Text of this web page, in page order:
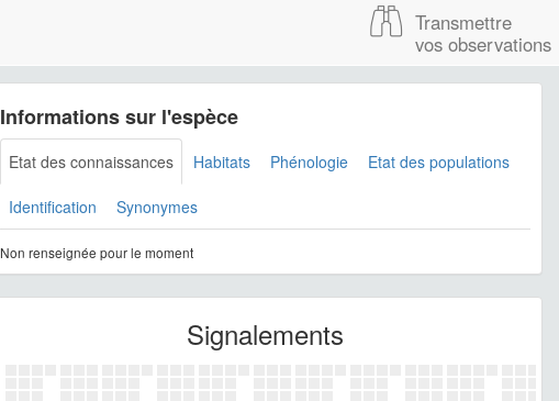
Transmettre
vos observations
Informations sur l'espèce
Etat des connaissances Habitats Phénologie Etat des populations
Identification Synonymes
Non renseignée pour le moment
Signalements